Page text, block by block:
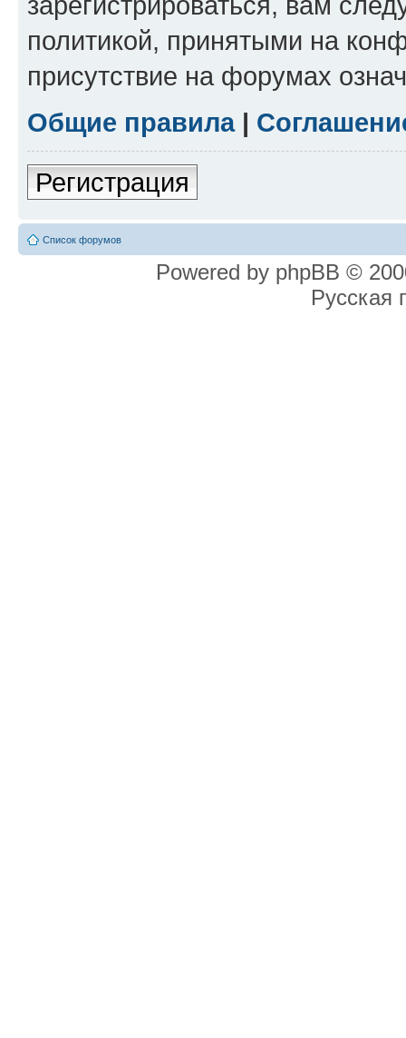
политикой, принятыми на
присутствие на форумах
Общие правила|
Регистрация
Список форумов
Powered by phpBB ©
Русская